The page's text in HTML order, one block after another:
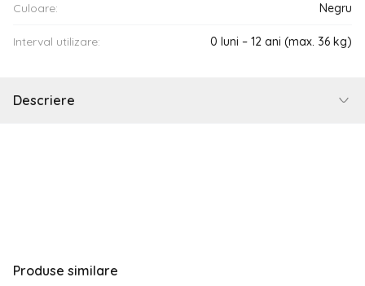
Culoare: Negru
Interval utilizare: 0 luni – 12 ani (max. 36 kg)
Descriere
Produse similare